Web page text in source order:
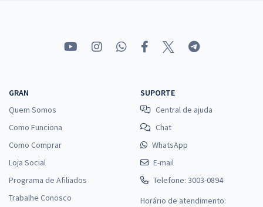
GRAN
Quem Somos
Como Funciona
Como Comprar
Loja Social
Programa de Afiliados
Trabalhe Conosco
SUPORTE
Central de ajuda
Chat
WhatsApp
E-mail
Telefone: 3003-0894
Horário de atendimento: